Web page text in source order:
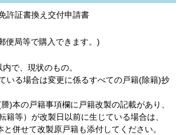
許証書換え交付申請書
便局等で購入できます。)
で、現状のもの。
いる場合は変更に係るすべての戸籍(除籍)抄
)本の戸籍事項欄に戸籍改製の記載があり、
籍等）が改製日以前に生じている場合は、
併せて改製原戸籍も添付してください。